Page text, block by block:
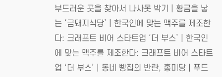
부드러운 곳을 찾아서 나사못 박기 | 황금을 낳
는 ‘금돼지식당’ | 한국인에 맞는 맥주를 제조한
다: 크래프트 비어 스타트업 ‘더 부스’ | 한국인
에 맞는 맥주를 제조한다: 크래프트 비어 스타트
업 ‘더 부스’ | 동네 빵집의 반란, 홍미당 | 푸드